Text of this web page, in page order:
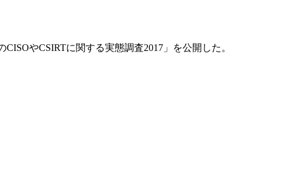
やCSIRTに関する実態調査2017」を公開した。